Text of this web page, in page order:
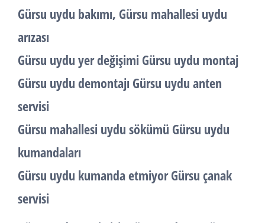
Gürsu uydu bakımı, Gürsu mahallesi uydu
arızası
Gürsu uydu yer değişimi Gürsu uydu montaj
Gürsu uydu demontajı Gürsu uydu anten
servisi
Gürsu mahallesi uydu sökümü Gürsu uydu
kumandaları
Gürsu uydu kumanda etmiyor Gürsu çanak
servisi